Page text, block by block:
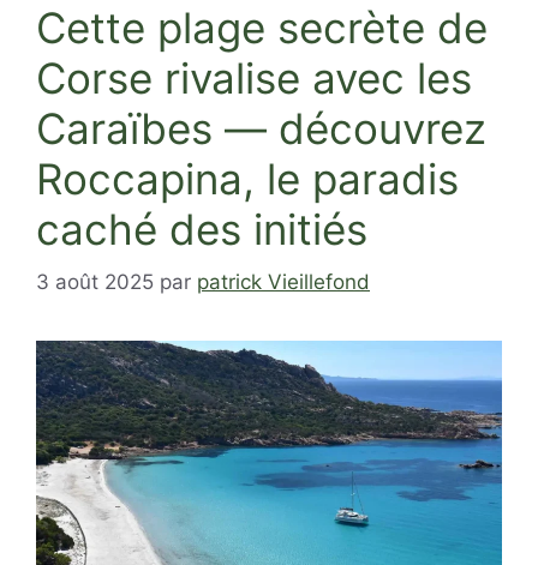
Cette plage secrète de
Corse rivalise avec les
Caraïbes — découvrez
Roccapina, le paradis
caché des initiés
3 août 2025 par patrick Vieillefond